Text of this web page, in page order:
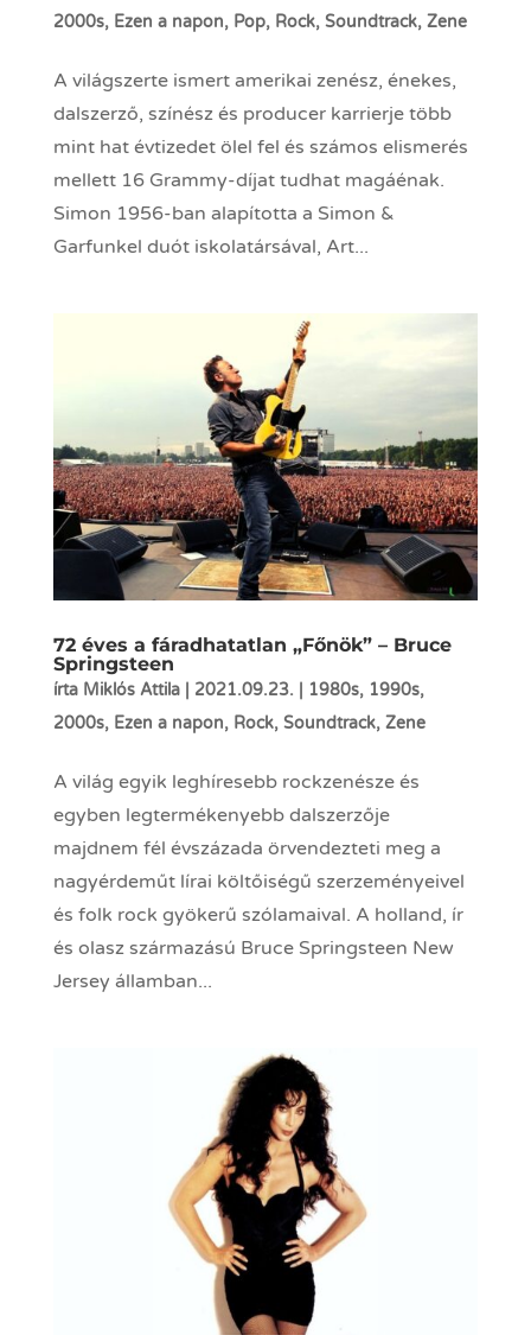
2000s, Ezen a napon, Pop, Rock, Soundtrack, Zene
A világszerte ismert amerikai zenész, énekes,
dalszerző, színész és producer karrierje több
mint hat évtizedet ölel fel és számos elismerés
mellett 16 Grammy-díjat tudhat magáénak.
Simon 1956-ban alapította a Simon &
Garfunkel duót iskolatársával, Art...
72 éves a fáradhatatlan „Főnök” – Bruce
Springsteen
írta Miklós Attila| 2021.09.23. 1980s, 1990s,
2000s, Ezen a napon, Rock, Soundtrack, Zene
A világ egyik leghíresebb rockzenésze és
egyben legtermékenyebb dalszerzője
majdnem fél évszázada örvendezteti meg a
nagyérdeműt lírai költőiségű szerzeményeivel
és folk rock gyökerű szólamaival. A holland, ír
és olasz származású Bruce Springsteen New
Jersey államban...